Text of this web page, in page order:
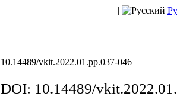
|
10.14489/vkit.2022.01.pp.037-046
DOI: 10.14489/